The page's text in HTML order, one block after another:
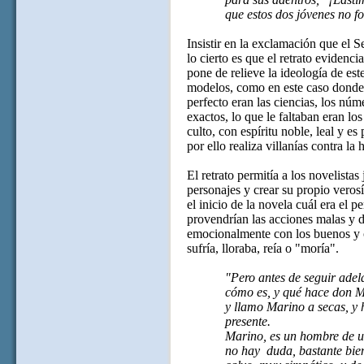
que estos dos jóvenes no
Insistir en la exclamación que el
lo cierto es que el retrato
pone de relieve la ideología de
modelos, como en este caso
perfecto eran las ciencias, los
exactos, lo que le faltaban eran
culto, con espíritu noble, leal y es
por ello realiza villanías contra la
El retrato permitía a los novelistas
personajes y crear su propio
el inicio de la novela cuál era el
provendrían las acciones malas y
emocionalmente con los buenos
sufría, lloraba, reía o "moría".
"Pero antes de seguir
cómo es, y qué hace don
y llamo Marino a secas, y
presente.
Marino, es un hombre de
no hay duda, bastante